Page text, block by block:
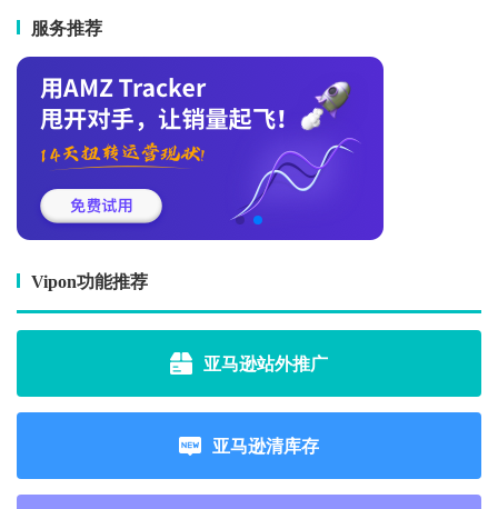
服务推荐
Vipon功能推荐
亚马逊站外推广
亚马逊清库存